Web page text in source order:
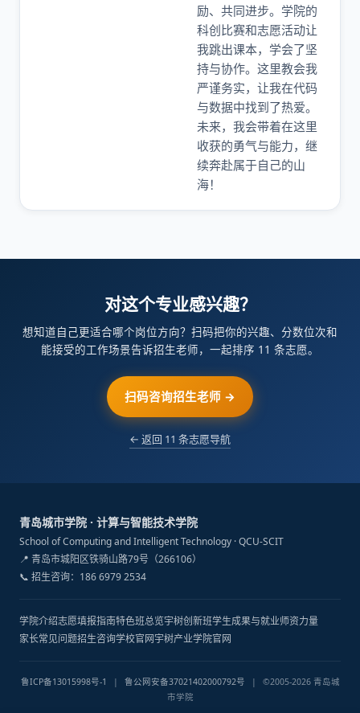
励、共同进步。学院的
科创比赛和志愿活动让
我跳出课本，学会了坚
持与协作。这里教会我
严谨务实，让我在代码
与数据中找到了热爱。
未来，我会带着在这里
收获的勇气与能力，继
续奔赴属于自己的山
海！
对这个专业感兴趣？
想知道自己更适合哪个岗位方向？扫码把你的兴趣、分数位次和
能接受的工作场景告诉招生老师，一起排序 11 条志愿。
扫码咨询招生老师 →
← 返回 11 条志愿导航
青岛城市学院 · 计算与智能技术学院
School of Computing and Intelligent Technology · QCU-SCIT
📍 青岛市城阳区铁骑山路79号（266106）
📞 招生咨询：186 6979 2534
学院介绍志愿填报指南特色班总览宇树创新班学生成果与就业师资力量
家长常见问题招生咨询学校官网宇树产业学院官网
鲁ICP备13015998号-1 | 鲁公网安备37021402000792号 | ©2005-2026 青岛城
市学院